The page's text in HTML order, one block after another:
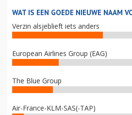
WAT IS EEN GOEDE NIEUWE NAAM
Verzin alsjeblieft iets anders
European Airlines Group (EAG)
The Blue Group
Air-France-KLM-SAS(-TAP)